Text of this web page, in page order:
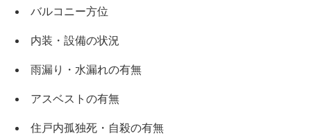
×
バルコニー方位
内装・設備の状況
雨漏り・水漏れの有無
アスベストの有無
住戸内孤独死・自殺の有無